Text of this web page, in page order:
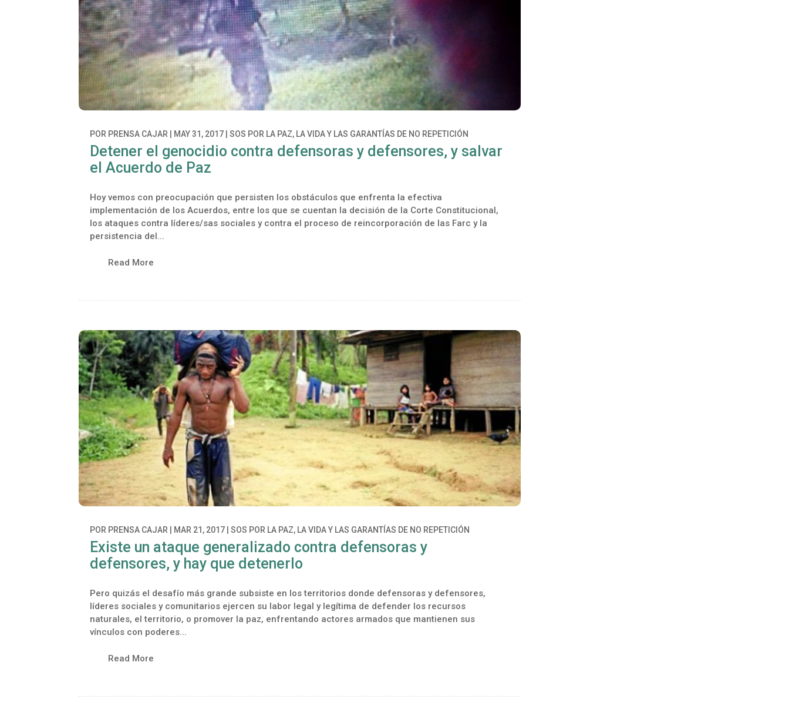
POR PRENSA CAJAR MAY 31, 2017 |SOS POR LA PAZ, LA VIDA Y LAS GARANTÍAS DE NO REPETICIÓN
Detener el genocidio contra defensoras y defensores, y salvar
el Acuerdo de Paz
Hoy vemos con preocupación que persisten los obstáculos que enfrenta la efectiva
implementación de los Acuerdos, entre los que se cuentan la decisión de la Corte Constitucional,
los ataques contra líderes/sas sociales y contra el proceso de reincorporación de las Farc y la
persistencia del...
Read More
POR PRENSA CAJAR MAR 21, 2017 |SOS POR LA PAZ, LA VIDA Y LAS GARANTÍAS DE NO REPETICIÓN
Existe un ataque generalizado contra defensoras y
defensores, y hay que detenerlo
Pero quizás el desafío más grande subsiste en los territorios donde defensoras y defensores,
líderes sociales y comunitarios ejercen su labor legal y legítima de defender los recursos
naturales, el territorio, o promover la paz, enfrentando actores armados que mantienen sus
vínculos con poderes...
Read More